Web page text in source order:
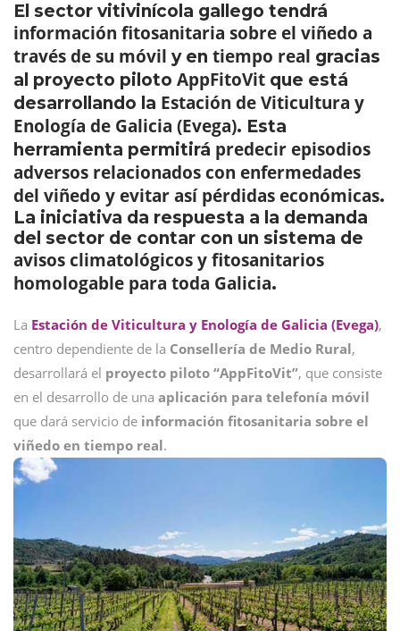
El sector vitivinícola gallego tendrá
información fitosanitaria sobre el viñedo a
través de su móvil y en tiempo real gracias
al proyecto piloto AppFitoVit que está
desarrollando la Estación de Viticultura y
Enología de Galicia (Evega). Esta
herramienta permitirá predecir episodios
adversos relacionados con enfermedades
del viñedo y evitar así pérdidas económicas.
La iniciativa da respuesta a la demanda
del sector de contar con un sistema de
avisos climatológicos y fitosanitarios
homologable para toda Galicia.
La Estación de Viticultura y Enología de Galicia (Evega),
centro dependiente de la Consellería de Medio Rural,
desarrollará el proyecto piloto “AppFitoVit”, que consiste
en el desarrollo de una aplicación para telefonía móvil
que dará servicio de información fitosanitaria sobre el
viñedo en tiempo real.